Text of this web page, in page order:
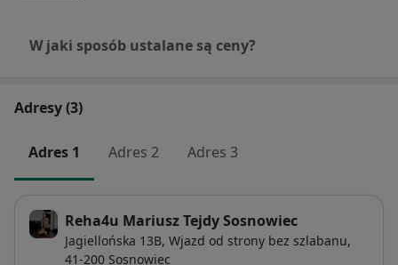
W jaki sposób ustalane są ceny?
Adresy (3)
Adres 1 Adres 2 Adres 3
Reha4u Mariusz Tejdy Sosnowiec
Jagiellońska 13B, Wjazd od strony bez szlabanu,
41-200 Sosnowiec